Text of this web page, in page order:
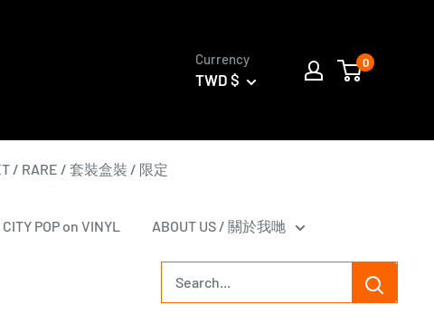
Currency
TWD $
0
/ RARE / 套裝盒裝 / 限定
CITY POP on VINYL ABOUT US / 關於我哋